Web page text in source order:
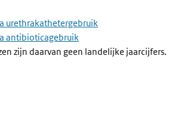
urethrakathetergebruik
antibioticagebruik
zijn daarvan geen landelijke jaarcijfers.